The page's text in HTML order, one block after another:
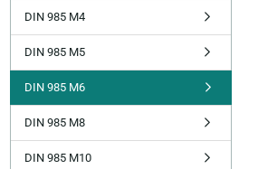
DIN 985 M4
DIN 985 M5
DIN 985 M6
DIN 985 M8
DIN 985 M10